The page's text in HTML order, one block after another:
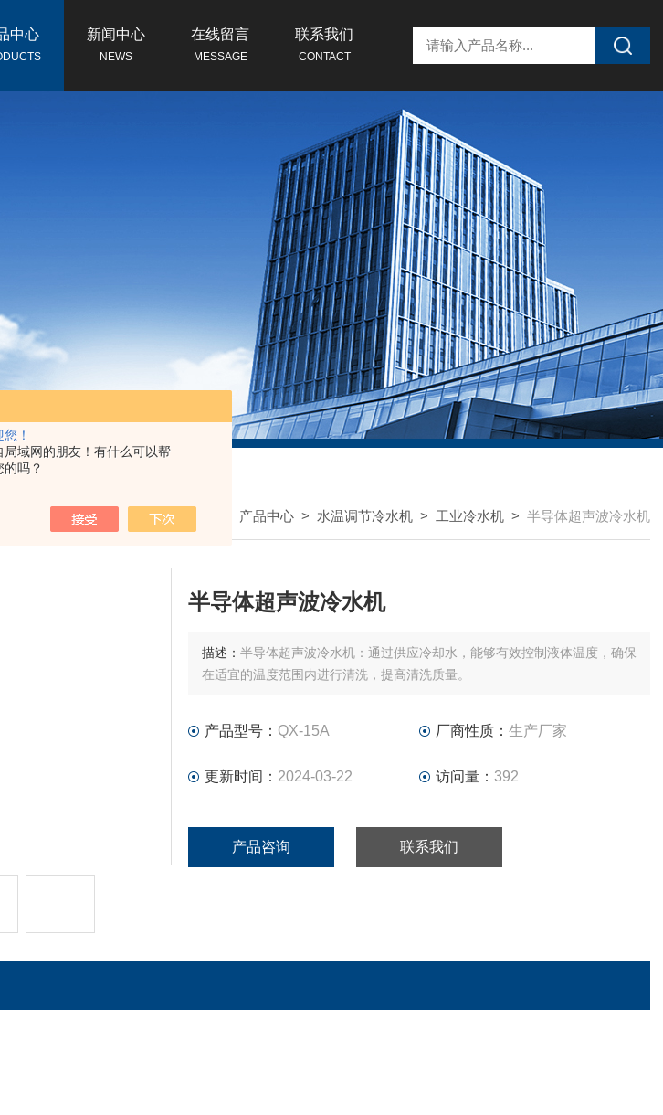
！
局域网的朋友！有什么可以帮
的吗？
中心 新闻中心
NEWS
在线留言
MESSAGE
联系我们
CONTACT
我的位置： 产品中心 > 水温调节冷水机 > 工业冷水机 > 半导体超声波冷水机
半导体超声波冷水机
描述： 半导体超声波冷水机：通过供应冷却水，能够有效控制液体温度，确保
在适宜的温度范围内进行清洗，提高清洗质量。
产品型号： QX-15A 厂商性质： 生产厂家
更新时间： 2024-03-22 访问量： 392
产品咨询 联系我们